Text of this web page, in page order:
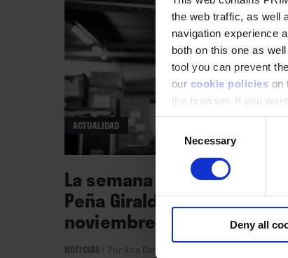
the web traffic, as well
navigation experience
both on this one as
tool you can prevent
our cookie policies on
the browser. If you
appear again
SelectionNecessary
Deny all
ACTUALIDAD
La semana vista por... Ana
Peña Giraldo: viernes, 21
noviembre de 2025
NOTICIAS / Por Ana Dara Peña Giraldo